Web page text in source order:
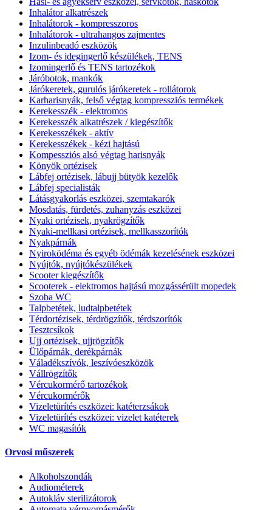
Inhalátor alkatrészek
Inhalátorok - kompresszoros
Inhalátorok - ultrahangos zajmentes
Inzulinbeadó eszközök
Izom- és idegingerlő készülékek, TENS
Izomingerlő és TENS tartozékok
Járóbotok, mankók
Járókeretek, gurulós járókeretek - rollátorok
Karharisnyák, felső végtag kompressziós termékek
Kerekesszék - elektromos
Kerekesszék alkatrészek / kiegészítők
Kerekesszékek - aktív
Kerekesszékek - kézi hajtású
Kompessziós alsó végtag harisnyák
Könyök ortézisek
Lábfej ortézisek, lábujj bütyök kezelők
Lábfej specialisták
Látásgyakorlás eszközei, szemtakarók
Mosdatás, fürdetés, zuhanyzás eszközei
Nyaki ortézisek, nyakrögzítők
Nyaki-mellkasi ortézisek, mellkasszorítók
Nyakpárnák
Nyiroködéma és egyéb ödémák kezelésének eszközei
Nyújtók, nyújtókészülékek
Scooter kiegészítők
Scooterek - elektromos hajtású mozgássérült mopedek
Szoba WC
Talpbetétek, ludtalpbetétek
Térdortézisek, térdrögzítők, térdszorítók
Tesztcsíkok
Ujj ortézisek, ujjrögzítők
Ülőpárnák, derékpárnák
Váladékszívók, leszívóeszközök
Vállrögzítők
Vércukormérő tartozékok
Vércukormérők
Vizeletürítés eszközei: katéterzsákok
Vizeletürítés eszközei: vizelet katéterek
WC magasítók
Orvosi műszerek
Alkoholszondák
Audiométerek
Autokláv sterilizátorok